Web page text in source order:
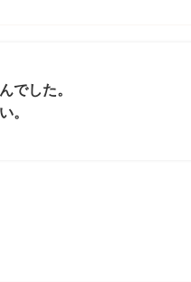
でした。
。